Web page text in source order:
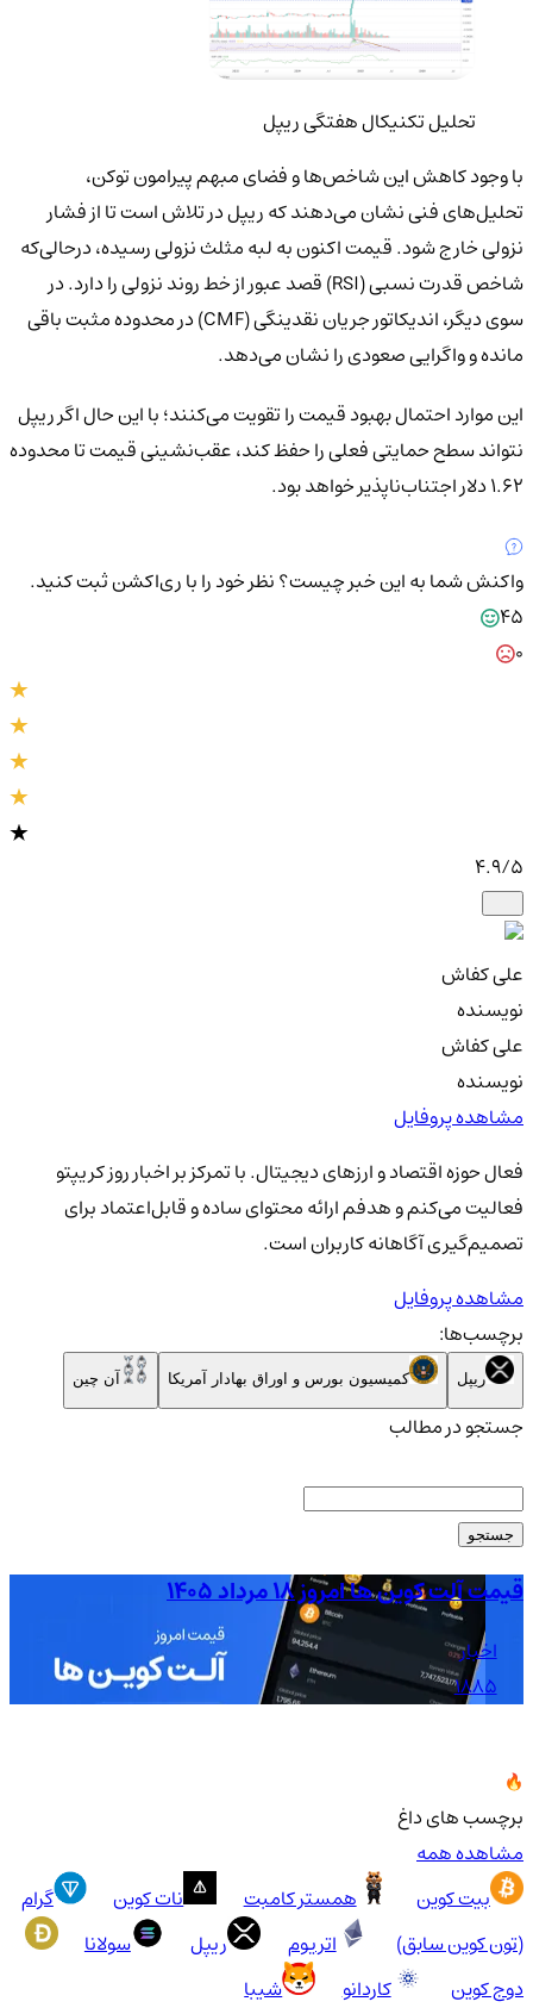
تحلیل تکنیکال هفتگی ریپل
با وجود کاهش این شاخص‌ها و فضای مبهم پیرامون توکن،
تحلیل‌های فنی نشان می‌دهند که ریپل در تلاش است تا از فشار
نزولی خارج شود. قیمت اکنون به لبه مثلث نزولی رسیده، درحالی‌که
شاخص قدرت نسبی (RSI) قصد عبور از خط روند نزولی را دارد. در
سوی دیگر، اندیکاتور جریان نقدینگی (CMF) در محدوده مثبت باقی
مانده و واگرایی صعودی را نشان می‌دهد.
این موارد احتمال بهبود قیمت را تقویت می‌کنند؛ با این حال اگر ریپل
نتواند سطح حمایتی فعلی را حفظ کند، عقب‌نشینی قیمت تا محدوده
۱.۶۲ دلار اجتناب‌ناپذیر خواهد بود.
واکنش شما به این خبر چیست؟نظر خود را با ری‌اکشن ثبت کنید.
45
4.9/5
علی کفاش
نویسنده
علی کفاش
نویسنده
مشاهده پروفایل
فعال حوزه اقتصاد و ارزهای دیجیتال. با تمرکز بر اخبار روز کریپتو
فعالیت می‌کنم و هدفم ارائه محتوای ساده و قابل‌اعتماد برای
تصمیم‌گیری آگاهانه کاربران است.
مشاهده پروفایل
برچسب‌ها:
ریپل کمیسیون بورس و اوراق بهادار آمریکا آن چین
جستجو در مطالب
جستجو
قیمت آلت کوین ها امروز ۱۸ مرداد ۱۴۰۵
اخبار
1885
برچسب های داغ
مشاهده همه
بیت کوین
همستر کامبت نات کوین
گرام
(تون کوین سابق)
اتریوم ریپل
سولانا
دوج کوین
کاردانو شیبا